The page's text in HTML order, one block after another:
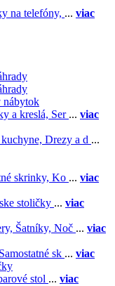
na telefóny, ... viac
nábytok
a kreslá, Ser ... viac
Drezy a d ...
skrinky, Ko ... viac
stoličky ... viac
Šatníky, Noč ... viac
Samostatné sk ... viac
stol ... viac